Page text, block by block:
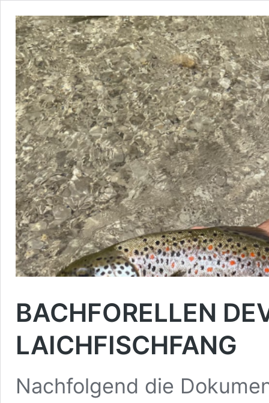
BACHFORELLEN
LAICHFISCHFANG
Nachfolgend die